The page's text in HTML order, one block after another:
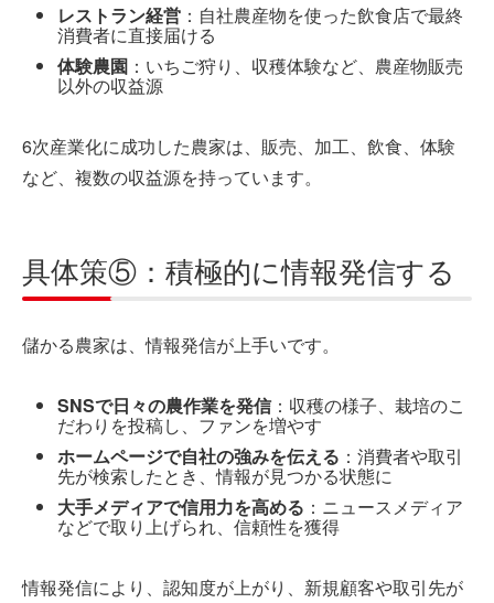
レストラン経営 ：自社農産物を使った飲食店で最終
消費者に直接届ける
体験農園 ：いちご狩り、収穫体験など、農産物販売
以外の収益源
6次産業化に成功した農家は、販売、加工、飲食、体験
など、複数の収益源を持っています。
具体策⑤：積極的に情報発信する
儲かる農家は、情報発信が上手いです。
SNSで日々の農作業を発信：収穫の様子、栽培のこ
だわりを投稿し、ファンを増やす
ホームページで自社の強みを伝える ：消費者や取引
先が検索したとき、情報が見つかる状態に
大手メディアで信用力を高める ：ニュースメディア
などで取り上げられ、信頼性を獲得
情報発信により、認知度が上がり、新規顧客や取引先が